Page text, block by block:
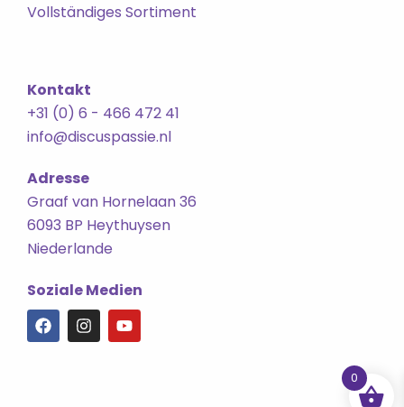
Vollständiges Sortiment
Kontakt
+31 (0) 6 - 466 472 41
info@discuspassie.nl
Adresse
Graaf van Hornelaan 36
6093 BP Heythuysen
Niederlande
Soziale Medien
F
a
c
I
n
s
Y
o
u
0